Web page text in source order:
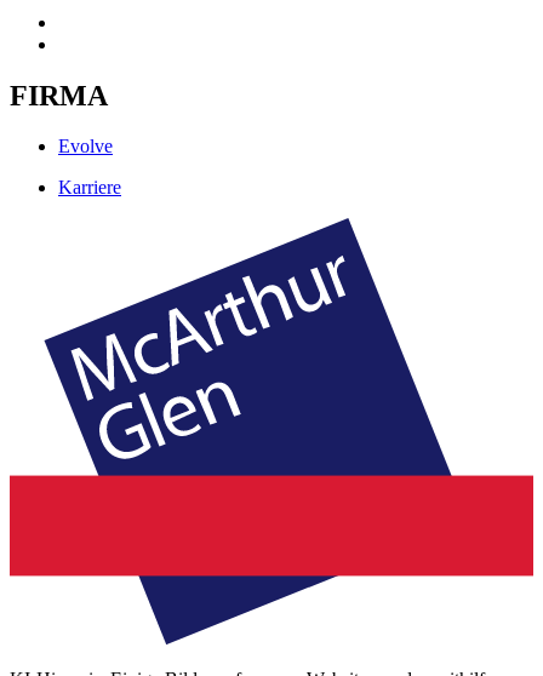
FIRMA
Evolve
Karriere